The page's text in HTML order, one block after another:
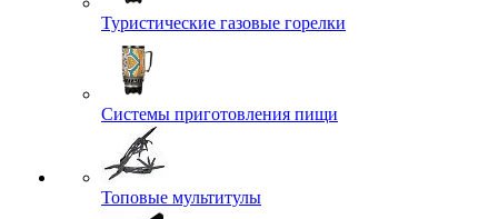
Туристические газовые горелки
Системы приготовления пищи
Топовые мультитулы